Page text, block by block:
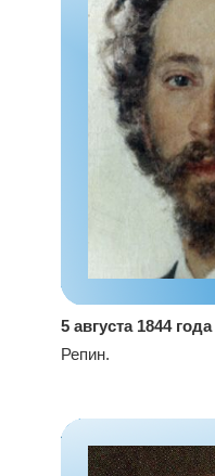
5 августа 1844 года
Репин.